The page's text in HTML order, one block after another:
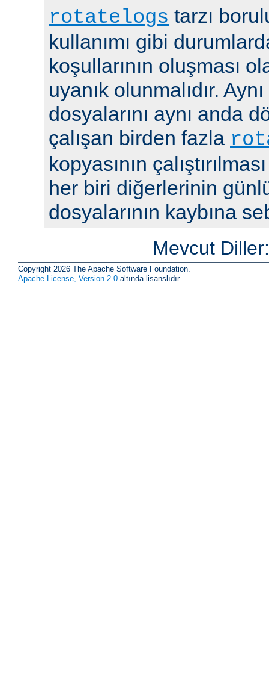
rotatelogs tarzı
kullanımı gibi
koşullarının oluşması
uyanık olunmalıdır.
dosyalarını aynı anda
çalışan birden fazla
kopyasının
her biri diğerlerinin
dosyalarının kaybına
Mevcut
Copyright 2026 The Apache Software Foundation.
Apache License, Version 2.0 altında lisanslıdır.